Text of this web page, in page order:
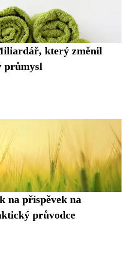
který změnil
průmysl
na příspěvek na
průvodce